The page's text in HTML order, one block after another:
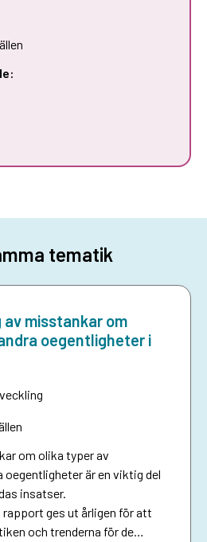
tematik
misstankar om
oegentligheter i
om olika typer av
är en viktig del
insatser.
ges ut årligen för att
och trenderna för de